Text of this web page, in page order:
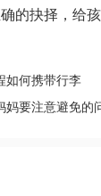
的抉择，给
如何携带行李
妈要注意避免的